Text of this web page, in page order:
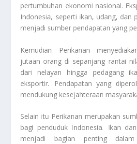
pertumbuhan ekonomi nasional.
Indonesia, seperti ikan, udang, dan
menjadi sumber pendapatan yang
Kemudian Perikanan
jutaan orang di sepanjang rantai
dari nelayan hingga pedagang
eksportir. Pendapatan yang
mendukung kesejahteraan
Selain itu Perikanan merupakan
bagi penduduk Indonesia. Ikan
menjadi bagian penting